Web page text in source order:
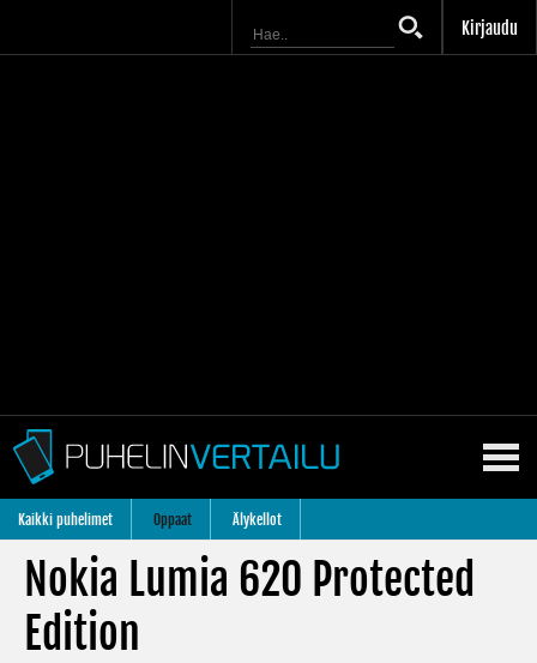
Kirjaudu
Kaikki puhelimet Oppaat Älykellot
Nokia Lumia 620 Protected
Edition